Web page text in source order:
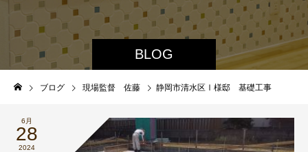
BLOG
ブログ 現場監督 佐藤 静岡市清水区Ⅰ様邸 基礎工事
6月
28
2024